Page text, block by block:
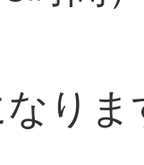
りま